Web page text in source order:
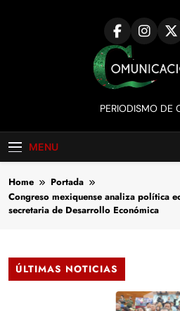
PERIODISMO DE
MENU
Home
Portada
Congreso mexiquense analiza política
secretaria de Desarrollo Económica
ÚLTIMAS NOTICIAS